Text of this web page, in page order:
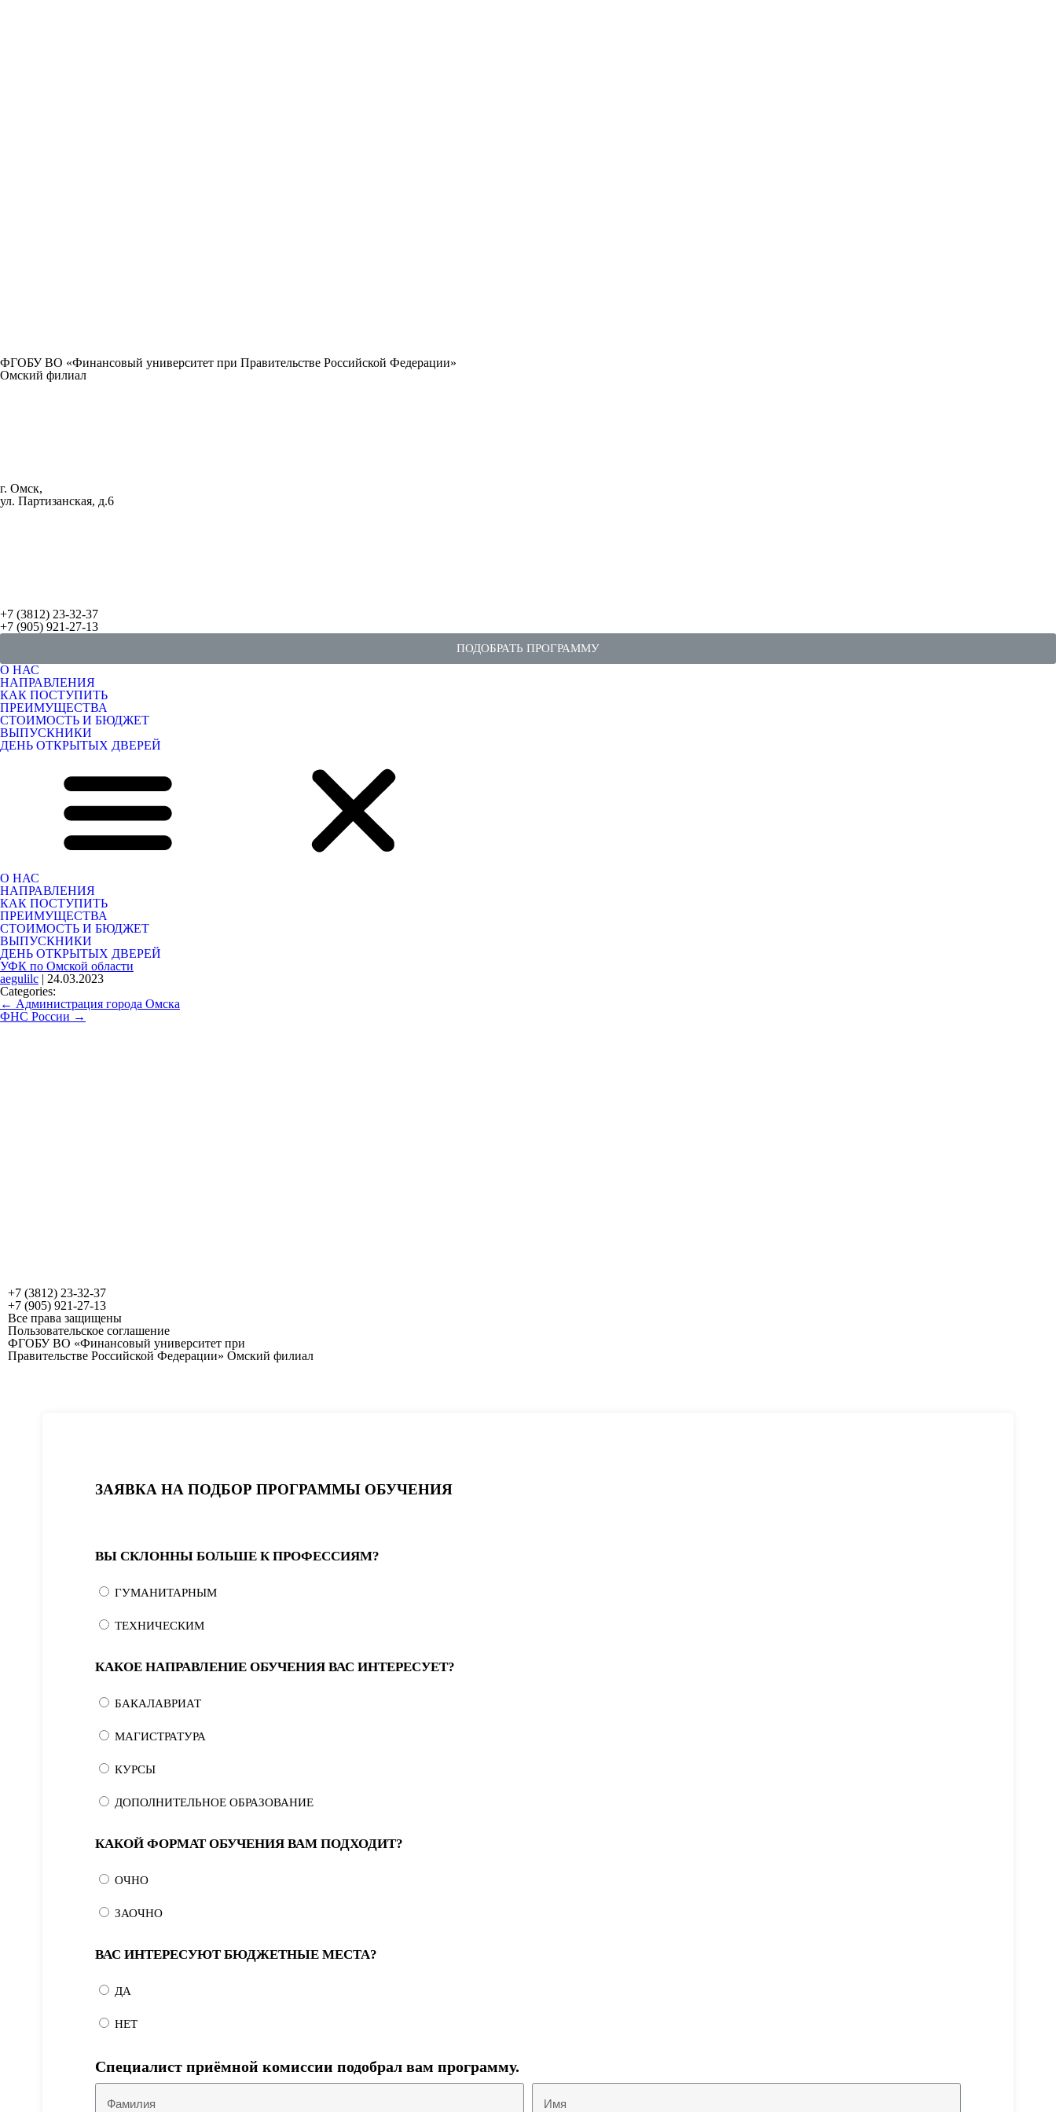
ФГОБУ ВО «Финансовый университет при Правительстве Российской Федерации»
Омский филиал
г. Омск,
ул. Партизанская, д.6
+7 (3812) 23-32-37
+7 (905) 921-27-13
ПОДОБРАТЬ ПРОГРАММУ
О НАС
НАПРАВЛЕНИЯ
КАК ПОСТУПИТЬ
ПРЕИМУЩЕСТВА
СТОИМОСТЬ И БЮДЖЕТ
ВЫПУСКНИКИ
ДЕНЬ ОТКРЫТЫХ ДВЕРЕЙ
О НАС
НАПРАВЛЕНИЯ
КАК ПОСТУПИТЬ
ПРЕИМУЩЕСТВА
СТОИМОСТЬ И БЮДЖЕТ
ВЫПУСКНИКИ
ДЕНЬ ОТКРЫТЫХ ДВЕРЕЙ
УФК по Омской области
aegulilc | 24.03.2023
Categories:
← Администрация города Омска
ФНС России →
+7 (3812) 23-32-37
+7 (905) 921-27-13
Все права защищены
Пользовательское соглашение
ФГОБУ ВО «Финансовый университет при
Правительстве Российской Федерации» Омский филиал
ЗАЯВКА НА ПОДБОР ПРОГРАММЫ ОБУЧЕНИЯ
ВЫ СКЛОННЫ БОЛЬШЕ К ПРОФЕССИЯМ?
ГУМАНИТАРНЫМ
ТЕХНИЧЕСКИМ
КАКОЕ НАПРАВЛЕНИЕ ОБУЧЕНИЯ ВАС ИНТЕРЕСУЕТ?
БАКАЛАВРИАТ
МАГИСТРАТУРА
КУРСЫ
ДОПОЛНИТЕЛЬНОЕ ОБРАЗОВАНИЕ
КАКОЙ ФОРМАТ ОБУЧЕНИЯ ВАМ ПОДХОДИТ?
ОЧНО
ЗАОЧНО
ВАС ИНТЕРЕСУЮТ БЮДЖЕТНЫЕ МЕСТА?
ДА
НЕТ
Специалист приёмной комиссии подобрал вам программу.